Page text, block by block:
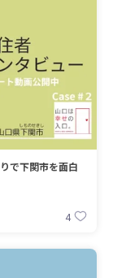
で下関市を面白
4